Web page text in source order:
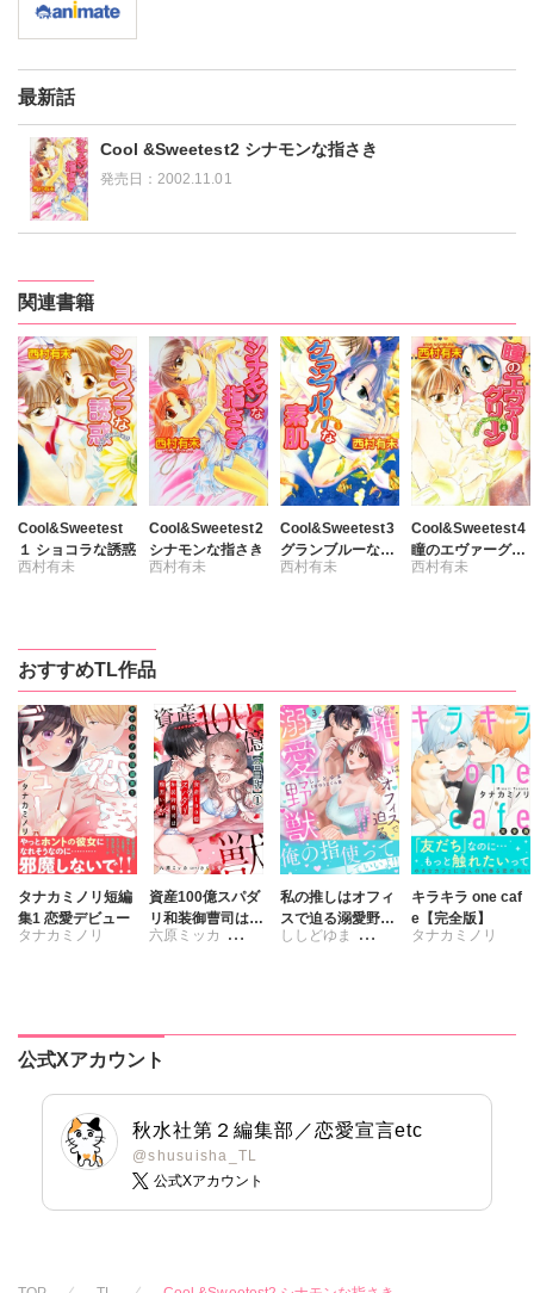
最新話
Cool &Sweetest2 シナモンな指さき
発売日：2002.11.01
関連書籍
Cool&Sweetest
１ ショコラな誘惑
西村有未
Cool&Sweetest2
シナモンな指さき
西村有未
Cool&Sweetest3
グランブルーな素
肌
西村有未
Cool&Sweetest4
瞳のエヴァーグリ
ーン
西村有未
おすすめTL作品
タナカミノリ短編
集1 恋愛デビュー
タナカミノリ
資産100億スパダ
リ和装御曹司は腹
黒い獣～イジワル
六原ミッカ
私の推しはオフィ
スで迫る溺愛野獣
～聖域無視、迫ら
ししどゆま
キラキラ one caf
e【完全版】
タナカミノリ
公式Xアカウント
秋水社第２編集部／恋愛宣言etc
@shusuisha_TL
公式Xアカウント